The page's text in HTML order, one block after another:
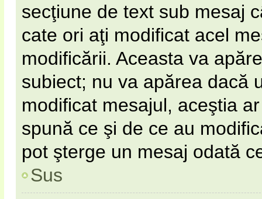
secţiune de text sub mesaj
cate ori aţi modificat acel
modificării. Aceasta va
subiect; nu va apărea dacă
modificat mesajul, aceştia
spună ce şi de ce au
pot şterge un mesaj odată
Sus